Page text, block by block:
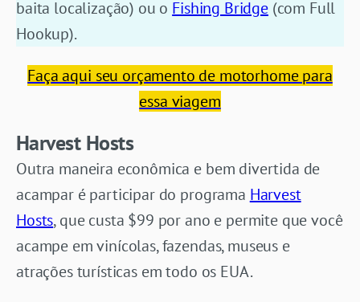
baita localização) ou o Fishing Bridge(com Full
Hookup).
Faça aqui seu orçamento de motorhome para
essa viagem
Harvest Hosts
Outra maneira econômica e bem divertida de
acampar é participar do programa Harvest
Hosts, que custa $99 por ano e permite que você
acampe em vinícolas, fazendas, museus e
atrações turísticas em todo os EUA.